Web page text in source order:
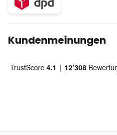
Kundenmeinungen